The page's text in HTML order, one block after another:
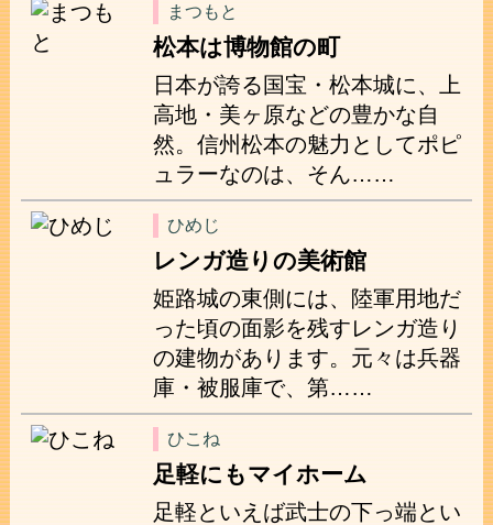
まつもと
松本は博物館の町
日本が誇る国宝・松本城に、上
高地・美ヶ原などの豊かな自
然。信州松本の魅力としてポピ
ュラーなのは、そん……
ひめじ
レンガ造りの美術館
姫路城の東側には、陸軍用地だ
った頃の面影を残すレンガ造り
の建物があります。元々は兵器
庫・被服庫で、第……
ひこね
足軽にもマイホーム
足軽といえば武士の下っ端とい